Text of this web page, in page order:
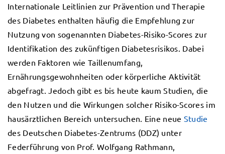
Internationale Leitlinien zur Prävention und Therapie
des Diabetes enthalten häufig die Empfehlung zur
Nutzung von sogenannten Diabetes-Risiko-Scores zur
Identifikation des zukünftigen Diabetesrisikos. Dabei
werden Faktoren wie Taillenumfang,
Ernährungsgewohnheiten oder körperliche Aktivität
abgefragt. Jedoch gibt es bis heute kaum Studien, die
den Nutzen und die Wirkungen solcher Risiko-Scores im
hausärztlichen Bereich untersuchen. Eine neue Studie
des Deutschen Diabetes-Zentrums (DDZ) unter
Federführung von Prof. Wolfgang Rathmann,